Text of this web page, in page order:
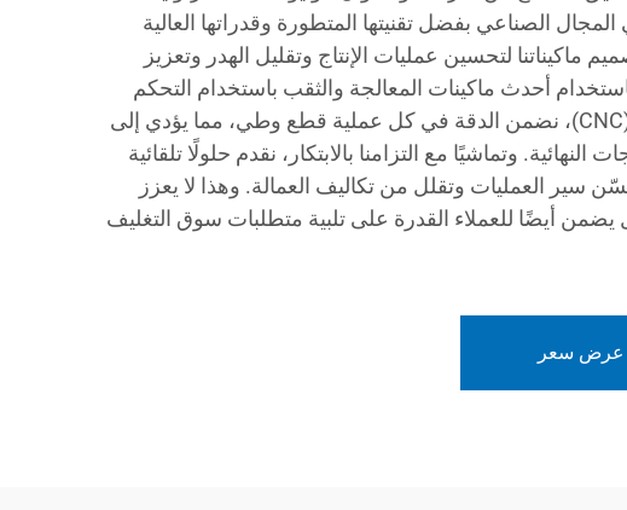
الصناعي بفضل تقنيتها المتطورة وقدراتها العالية
ماكيناتنا لتحسين عمليات الإنتاج وتقليل الهدر وتعزيز
أحدث ماكينات المعالجة والثقب باستخدام التحكم
الرقمي بالحاسوب (CNC)، نضمن الدقة في كل عملية قطع وطي، مما يؤدي إلى
النهائية. وتماشيًا مع التزامنا بالابتكار، نقدم حلولًا تلقائية
سير العمليات وتقلل من تكاليف العمالة. وهذا لا يعزز
يضمن أيضًا للعملاء القدرة على تلبية متطلبات سوق التغليف
عرض سعر